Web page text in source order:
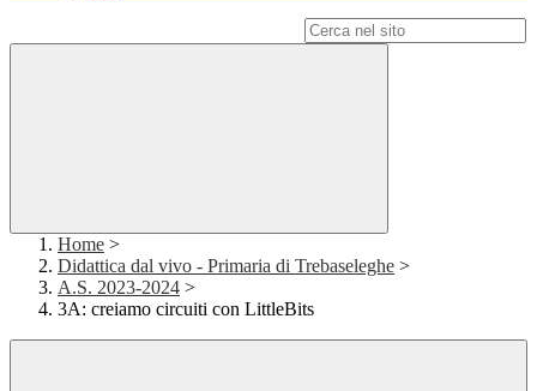
Home >
Didattica dal vivo - Primaria di Trebaseleghe >
A.S. 2023-2024 >
3A: creiamo circuiti con LittleBits